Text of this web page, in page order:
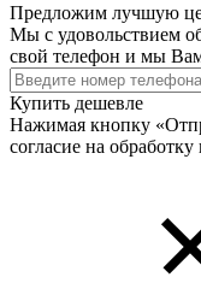
Предложим лучшую
Мы с удовольствием
свой телефон и мы
Купить дешевле
Нажимая кнопку
согласие на